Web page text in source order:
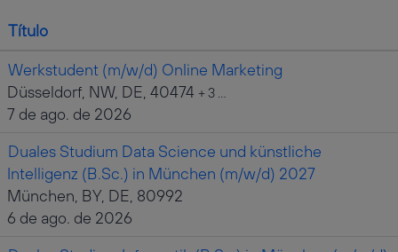
Título
Werkstudent (m/w/d) Online Marketing
Düsseldorf, NW, DE, 40474 + 3 …
7 de ago. de 2026
Duales Studium Data Science und künstliche
Intelligenz (B.Sc.) in München (m/w/d) 2027
München, BY, DE, 80992
6 de ago. de 2026